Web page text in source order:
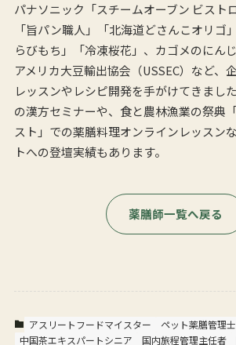
パナソニック「スチームオーブン ビスト
「旨パン職人」「北海道どさんこオリゴ
らびもち」「冷凍桜花」、カゴメのにん
アメリカ大豆輸出協会（USSEC）など、
レッスンやレシピ開発を手がけてきまし
の漢方セミナーや、食と農林漁業の祭典
スト」での薬膳料理オンラインレッスン
トへの登壇実績もあります。
薬膳師一覧へ戻る
アスリートフードマイスター
ペット薬膳管理士
中国茶エキスパートシニア
国内旅程管理主任者